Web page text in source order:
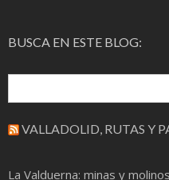
BUSCA EN ESTE BLOG:
VALLADOLID, RUTAS Y
La Valduerna: minas y molinos